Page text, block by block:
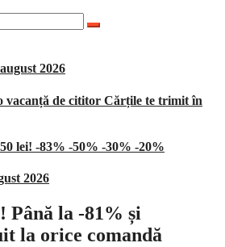
2026
vacanță de cititor Cărțile te trimit în
lei! -83% -50% -30% -20%
2026
Până la -81% și
la orice comandă